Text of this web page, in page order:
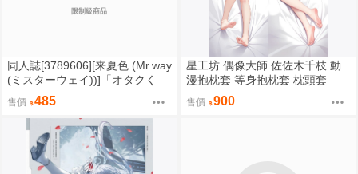
限制級商品
同人誌[3789606][来夏色 (Mr.way
(ミスターウェイ))]「オタクく
ん」にやさしいギャル (原創)
售價 485
星工坊 偶像大師 佐佐木千枝 動
漫抱枕套 等身抱枕套 枕頭套
售價 900